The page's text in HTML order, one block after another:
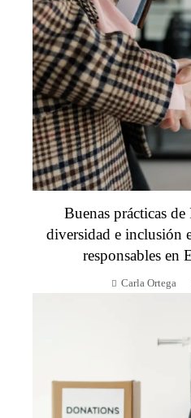
Buenas prácticas
diversidad e inclusión
responsables en
Carla Ortega